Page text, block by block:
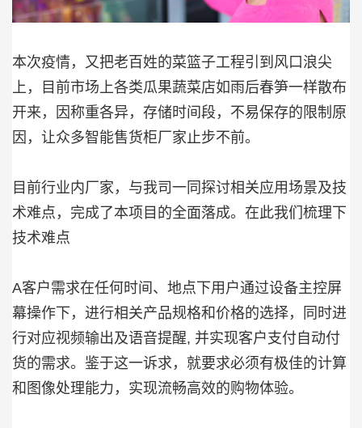
本次疫情，又把老百姓的菜篮子工程引到风口浪尖
上，目前市场上各类瓜果蔬菜店如雨后春笋一样散布
开来，因称重各异，存储时间段，不易保存的限制原
因，让众多智能售货柜厂家止步不前。
目前行业内厂家，与我司一同探讨相关应用场景及技
术难点，完成了本项目的全面落成。在此我们梳理下
技术难点
A客户需求在任何时间、地点下用户通过设备主控屏
幕操作下，进行相关产品规格和价格的选择，同时进
行对应视频输出及语音提醒, 并实现客户支付自动付
货的需求。鉴于这一诉求，就要求必须有极佳的计算
和图像处理能力，实现流畅高效的购物体验。